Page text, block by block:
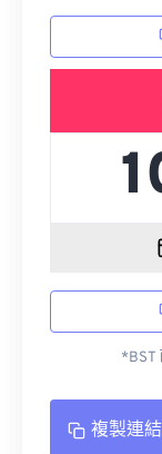
*BST
複製連結